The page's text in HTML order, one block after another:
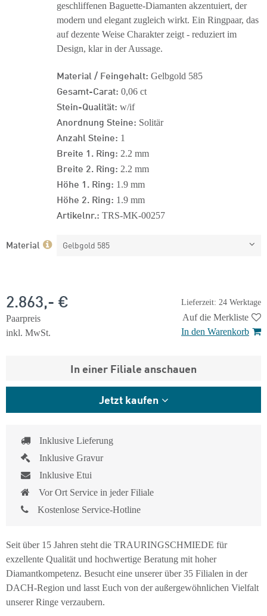
geschliffenen Baguette-Diamanten akzentuiert, der
modern und elegant zugleich wirkt. Ein Ringpaar, das
auf dezente Weise Charakter zeigt - reduziert im
Design, klar in der Aussage.
Material / Feingehalt: Gelbgold 585
Gesamt-Carat: 0,06 ct
Stein-Qualität: w/if
Anordnung Steine: Solitär
Anzahl Steine: 1
Breite 1. Ring: 2.2 mm
Breite 2. Ring: 2.2 mm
Höhe 1. Ring: 1.9 mm
Höhe 2. Ring: 1.9 mm
Artikelnr.: TRS-MK-00257
Material Gelbgold 585
Lieferzeit: 24 Werktage
2.863,- €
Paarpreis
inkl. MwSt.
Auf die Merkliste
In den Warenkorb
In einer Filiale anschauen
Jetzt kaufen
Inklusive Lieferung
Inklusive Gravur
Inklusive Etui
Vor Ort Service in jeder Filiale
Kostenlose Service-Hotline
Seit über 15 Jahren steht die TRAURINGSCHMIEDE für
exzellente Qualität und hochwertige Beratung mit hoher
Diamantkompetenz. Besucht eine unserer über 35 Filialen in der
DACH-Region und lasst Euch von der außergewöhnlichen Vielfalt
unserer Ringe verzaubern.